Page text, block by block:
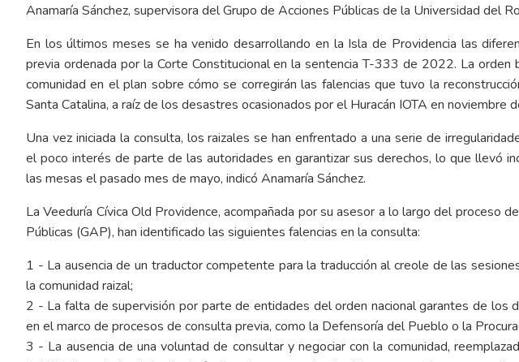
Anamaría Sánchez, supervisora del Grupo de Acciones Públicas de la Universidad del
En los últimos meses se ha venido desarrollando en la Isla de Providencia las
previa ordenada por la Corte Constitucional en la sentencia T-333 de 2022. La orden
comunidad en el plan sobre cómo se corregirán las falencias que tuvo la
Santa Catalina, a raíz de los desastres ocasionados por el Huracán IOTA en noviembre
Una vez iniciada la consulta, los raizales se han enfrentado a una serie de
el poco interés de parte de las autoridades en garantizar sus derechos, lo que llevó
las mesas el pasado mes de mayo, indicó Anamaría Sánchez.
La Veeduría Cívica Old Providence, acompañada por su asesor a lo largo del proceso
Públicas (GAP), han identificado las siguientes falencias en la consulta:
1 - La ausencia de un traductor competente para la traducción al creole de las
la comunidad raizal;
2 - La falta de supervisión por parte de entidades del orden nacional garantes de los
en el marco de procesos de consulta previa, como la Defensoría del Pueblo o la
3 - La ausencia de una voluntad de consultar y negociar con la comunidad,